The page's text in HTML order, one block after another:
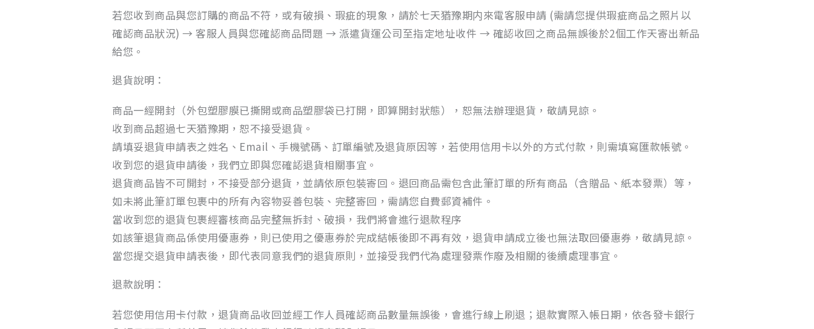
若您收到商品與您訂購的商品不符，或有破損、瑕疵的現象，請於七天猶豫期内來電客服申請 (需請您提供瑕疵商品之照片以
確認商品狀況) → 客服人員與您確認商品問題 → 派遣貨運公司至指定地址收件 → 確認收回之商品無誤後於2個工作天寄出新品
給您。
退貨說明：
商品一經開封（外包塑膠膜已撕開或商品塑膠袋已打開，即算開封狀態），恕無法辦理退貨，敬請見諒。
收到商品超過七天猶豫期，恕不接受退貨。
請填妥退貨申請表之姓名、Email、手機號碼、訂單編號及退貨原因等，若使用信用卡以外的方式付款，則需填寫匯款帳號。
收到您的退貨申請後，我們立即與您確認退貨相關事宜。
退貨商品皆不可開封，不接受部分退貨，並請依原包裝寄回。退回商品需包含此筆訂單的所有商品（含贈品、紙本發票）等，
如未將此筆訂單包裹中的所有內容物妥善包裝、完整寄回，需請您自費郵資補件。
當收到您的退貨包裹經審核商品完整無拆封、破損，我們將會進行退款程序
如該筆退貨商品係使用優惠券，則已使用之優惠券於完成結帳後即不再有效，退貨申請成立後也無法取回優惠券，敬請見諒。
當您提交退貨申請表後，即代表同意我們的退貨原則，並接受我們代為處理發票作廢及相關的後續處理事宜。
退款說明：
若您使用信用卡付款，退貨商品收回並經工作人員確認商品數量無誤後，會進行線上刷退；退款實際入帳日期，依各發卡銀行